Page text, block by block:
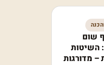
שום
השיטות
– מדורגות